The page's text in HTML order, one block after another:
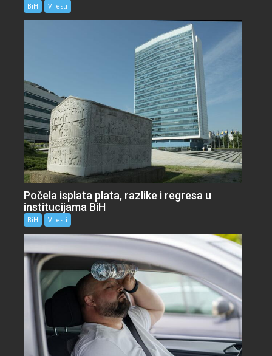
BiH Vijesti
Počela isplata plata, razlike i regresa u
institucijama BiH
BiH Vijesti